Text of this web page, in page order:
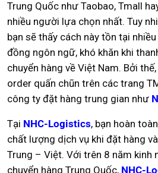
Trung Quốc như Taobao, Tmall
nhiều người lựa chọn nhất. Tuy
bạn sẽ thấy cách này tồn tại
đồng ngôn ngữ, khó khăn khi
chuyển hàng về Việt Nam. Bởi
order quấn chũn trên các trang
công ty đặt hàng trung gian như
Tại NHC-Logistics, bạn hoàn
chất lượng dịch vụ khi đặt hàng
Trung – Việt. Với trên 8 năm kinh
chuyển hàng Trung Quốc, NHC-